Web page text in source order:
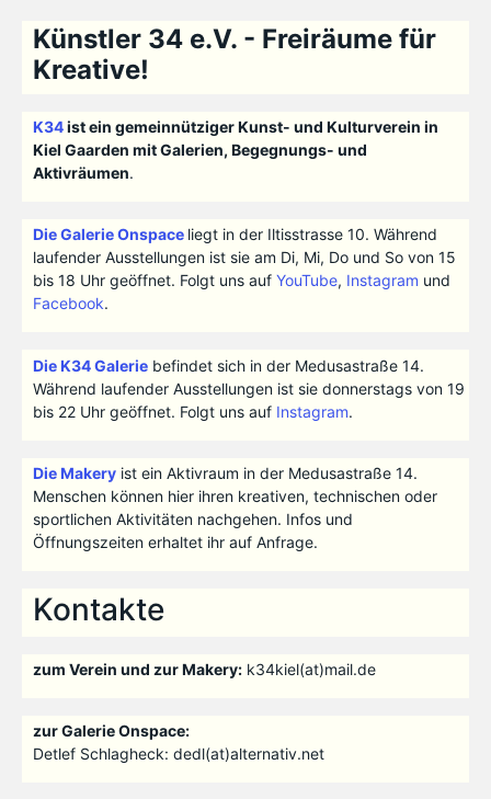
Künstler 34 e.V. - Freiräume für
Kreative!
K34ist ein gemeinnütziger Kunst- und Kulturverein in
Kiel Gaarden mit Galerien, Begegnungs- und
Aktivräumen.
Die Galerie Onspace liegt in der Iltisstrasse 10. Während
laufender Ausstellungen ist sie am Di, Mi, Do und So von 15
bis 18 Uhr geöffnet. Folgt uns auf YouTube, Instagram und
Facebook.
Die K34 Galeriebefindet sich in der Medusastraße 14.
Während laufender Ausstellungen ist sie donnerstags von 19
bis 22 Uhr geöffnet. Folgt uns auf Instagram.
Die Makeryist ein Aktivraum in der Medusastraße 14.
Menschen können hier ihren kreativen, technischen oder
sportlichen Aktivitäten nachgehen. Infos und
Öffnungszeiten erhaltet ihr auf Anfrage.
Kontakte
zum Verein und zur Makery:k34kiel(at)mail.de
zur Galerie Onspace:
Detlef Schlagheck: dedl(at)alternativ.net